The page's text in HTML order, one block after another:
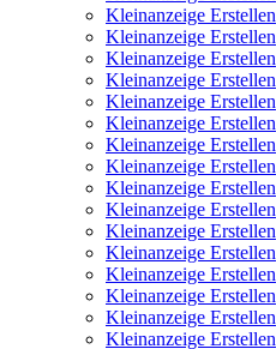
Kleinanzeige Erstellen
Kleinanzeige Erstellen
Kleinanzeige Erstellen
Kleinanzeige Erstellen
Kleinanzeige Erstellen
Kleinanzeige Erstellen
Kleinanzeige Erstellen
Kleinanzeige Erstellen
Kleinanzeige Erstellen
Kleinanzeige Erstellen
Kleinanzeige Erstellen
Kleinanzeige Erstellen
Kleinanzeige Erstellen
Kleinanzeige Erstellen
Kleinanzeige Erstellen
Kleinanzeige Erstellen